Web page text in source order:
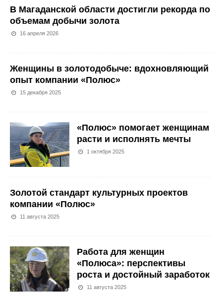
В Магаданской области достигли рекорда по
объемам добычи золота
16 апреля 2026
Женщины в золотодобыче: вдохновляющий
опыт компании «Полюс»
15 декабря 2025
«Полюс» помогает женщинам
расти и исполнять мечты
1 октября 2025
Золотой стандарт культурных проектов
компании «Полюс»
11 августа 2025
Работа для женщин
«Полюса»: перспективы
роста и достойный заработок
11 августа 2025